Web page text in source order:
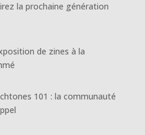
la prochaine génération
de zines à la
101 : la communauté